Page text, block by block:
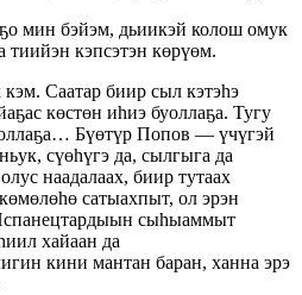
мин бэйэм, дьиикэй колош омук
тиийэн кэпсэтэн көрүөм.
Саатар биир сыл кэтэһэ
көстөн иһиэ буоллаҕа. Тугу
Бүөтүр Попов — үчүгэй
сүөһүгэ да, сылгыга да
наадалаах, биир тутаах
сатыахпыт, ол эрэн
сыһыаммыт
хайаан да
кини мантан баран, ханна эрэ